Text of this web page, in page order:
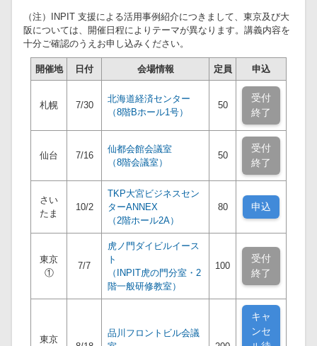
（注）INPIT 支援による活用事例紹介につきまして、東京及び大
阪については、開催日程によりテーマが異なります。講義内容を
十分ご確認のうえお申し込みください。
開催地 日付 会場情報 定員 申込
札幌 7/30
北海道経済センター
（8階Bホール1号）
50
受付
終了
仙台 7/16
仙都会館会議室
（8階会議室）
50
受付
終了
さい
たま
10/2
TKP大宮ビジネスセン
ターANNEX
（2階ホール2A）
80 申込
東京
①
7/7
虎ノ門ダイビルイース
ト
（INPIT虎の門分室・2
階一般研修教室）
100
受付
終了
東京
品川フロントビル会議
キャ
ンセ